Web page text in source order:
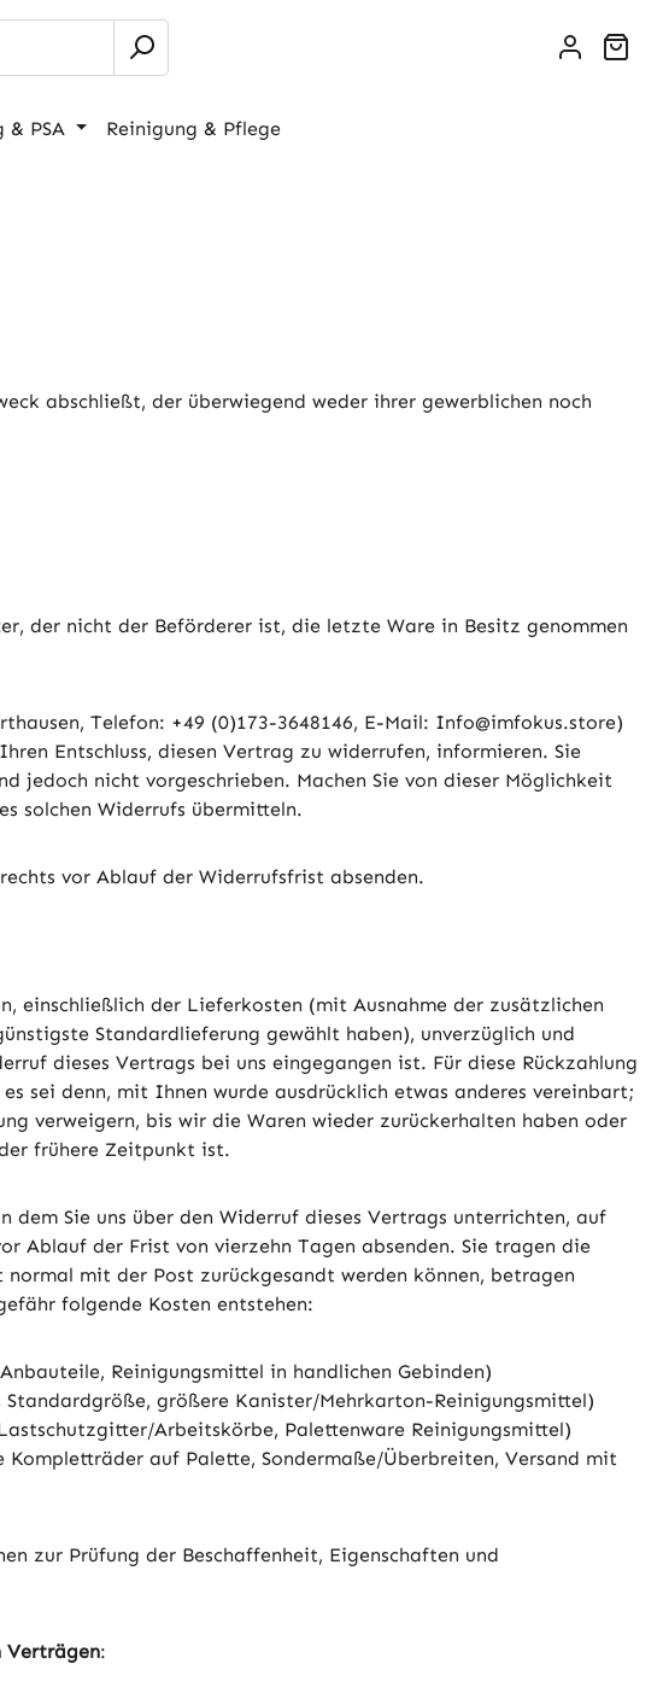
& PSA Reinigung & Pflege
abschließt, der überwiegend weder ihrer gewerblichen noch
der nicht der Beförderer ist, die letzte Ware in Besitz genommen
Telefon: +49 (0)173-3648146, E-Mail: Info@imfokus.store)
Entschluss, diesen Vertrag zu widerrufen, informieren. Sie
jedoch nicht vorgeschrieben. Machen Sie von dieser Möglichkeit
solchen Widerrufs übermitteln.
vor Ablauf der Widerrufsfrist absenden.
einschließlich der Lieferkosten (mit Ausnahme der zusätzlichen
Standardlieferung gewählt haben), unverzüglich und
dieses Vertrags bei uns eingegangen ist. Für diese Rückzahlung
sei denn, mit Ihnen wurde ausdrücklich etwas anderes vereinbart;
verweigern, bis wir die Waren wieder zurückerhalten haben oder
frühere Zeitpunkt ist.
dem Sie uns über den Widerruf dieses Vertrags unterrichten, auf
Ablauf der Frist von vierzehn Tagen absenden. Sie tragen die
mit der Post zurückgesandt werden können, betragen
folgende Kosten entstehen:
Reinigungsmittel in handlichen Gebinden)
größere Kanister/Mehrkarton-Reinigungsmittel)
Arbeitskörbe, Palettenware Reinigungsmittel)
auf Palette, Sondermaße/Überbreiten, Versand mit
zur Prüfung der Beschaffenheit, Eigenschaften und
Verträgen: